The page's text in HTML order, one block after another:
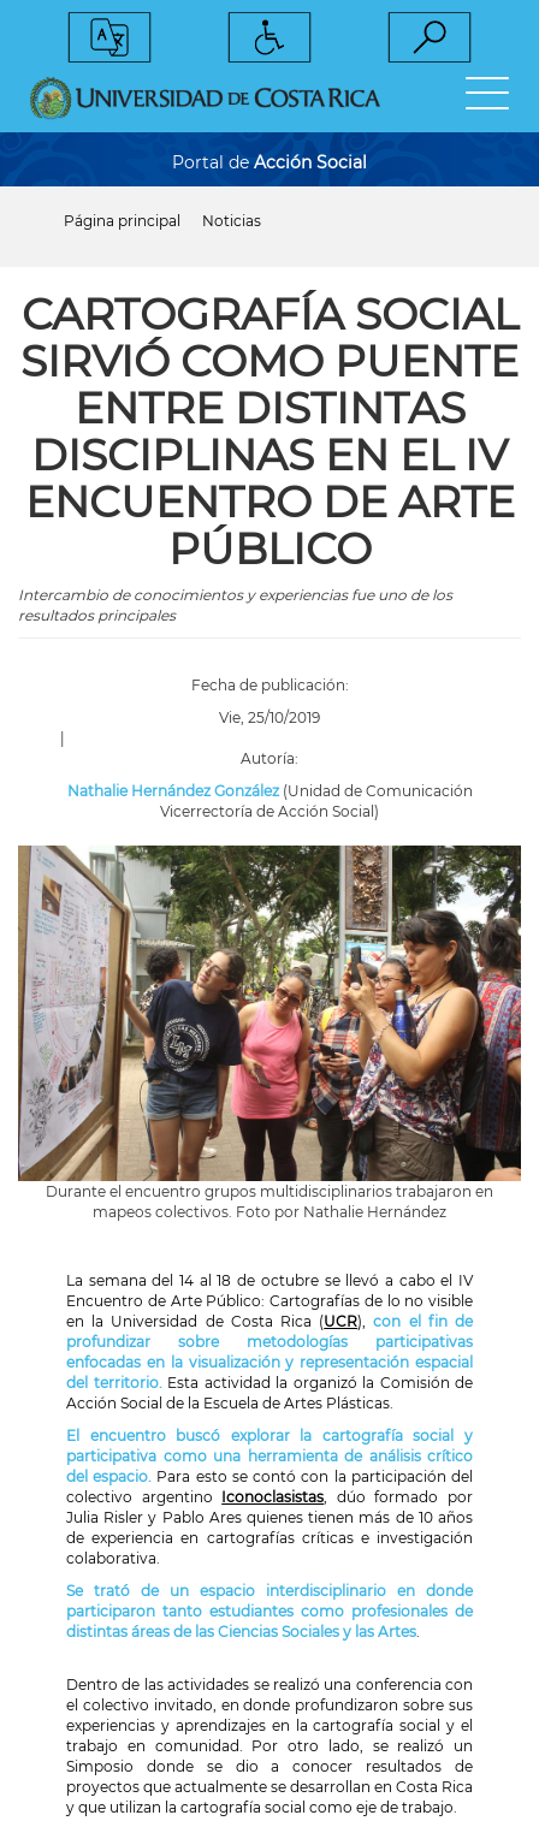
Portal de Acción Social
ayuda
la
navegación
Página principal Noticias
CARTOGRAFÍA SOCIAL
SIRVIÓ COMO PUENTE
ENTRE DISTINTAS
DISCIPLINAS EN EL IV
ENCUENTRO DE ARTE
PÚBLICO
Intercambio de conocimientos y experiencias fue uno de los
resultados principales
Fecha de publicación:
Vie, 25/10/2019
|
Autoría:
Nathalie Hernández González(Unidad de Comunicación
Vicerrectoría de Acción Social)
Durante el encuentro grupos multidisciplinarios trabajaron en
mapeos colectivos. Foto por Nathalie Hernández
La semana del 14 al 18 de octubre se llevó a cabo el IV
Encuentro de Arte Público: Cartografías de lo no visible
en la Universidad de Costa Rica (UCR),
con el fin de
profundizar sobre metodologías participativas
enfocadas en la visualización y representación espacial
del territorio. Esta actividad la organizó la Comisión de
Acción Social de la Escuela de Artes Plásticas.
El encuentro buscó explorar la cartografía social y
participativa como una herramienta de análisis crítico
del espacio. Para esto se contó con la participación del
colectivo argentino Iconoclasistas
dúo formado por
Julia Risler y Pablo Ares quienes tienen más de 10 años
de experiencia en cartografías críticas e investigación
colaborativa.
Se trató de un espacio interdisciplinario en donde
participaron tanto estudiantes como profesionales de
distintas áreas de las Ciencias Sociales y las Artes
Dentro de las actividades se realizó una conferencia con
el colectivo invitado, en donde profundizaron sobre sus
experiencias y aprendizajes en la cartografía social y el
trabajo en comunidad. Por otro lado, se realizó un
Simposio donde se dio a conocer resultados de
proyectos que actualmente se desarrollan en Costa Rica
y que utilizan la cartografía social como eje de trabajo.